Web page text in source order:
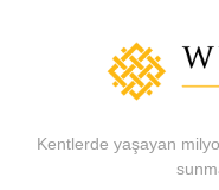
Kentlerde yaşayan